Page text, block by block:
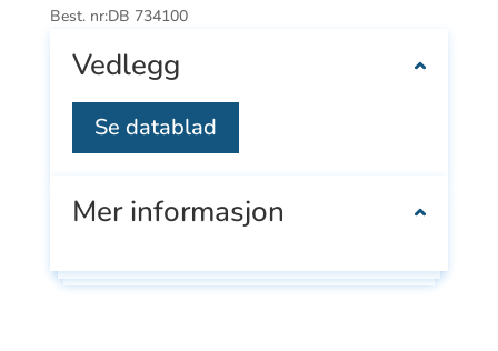
Best. nr:DB 734100
Vedlegg
Se datablad
Mer informasjon